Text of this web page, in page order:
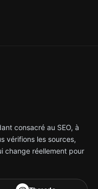
consacré au SEO, à
vérifions les sources,
change réellement pour